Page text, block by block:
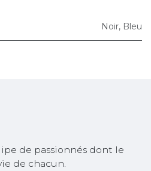
Noir, Bleu
de passionnés dont le
de chacun.